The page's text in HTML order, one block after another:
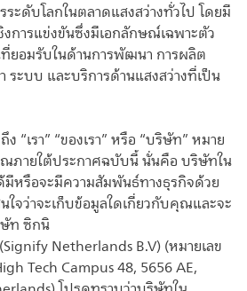
ะดับโลกในตลาดแสงสว่างทั่วไป โดยมี
การแข่งขันซึ่งมีเอกลักษณ์เฉพาะตัว
ยอมรับในด้านการพัฒนา การผลิต
ระบบ และบริการด้านแสงสว่างที่เป็น
“เรา” “ของเรา” หรือ “บริษัท” หมาย
ภายใต้ประกาศฉบับนี้ นั่นคือ บริษัทใน
หรือจะมีความสัมพันธ์ทางธุรกิจด้วย
จว่าจะเก็บข้อมูลใดเกี่ยวกับคุณและจะ
ษัท ซิกนิ
Netherlands B.V) (หมายเลข
Tech Campus 48, 5656 AE,